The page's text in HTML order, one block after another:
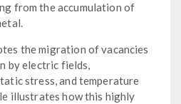
from the accumulation of
the migration of vacancies
by electric fields,
stress, and temperature
illustrates how this highly